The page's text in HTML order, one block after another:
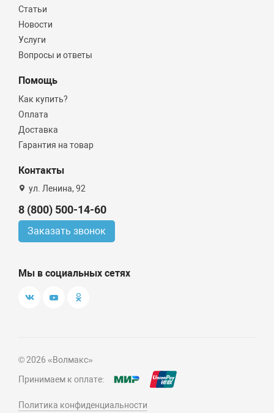
Статьи
Новости
Услуги
Вопросы и ответы
Помощь
Как купить?
Оплата
Доставка
Гарантия на товар
Контакты
ул. Ленина, 92
8 (800) 500-14-60
Заказать звонок
Мы в социальных сетях
© 2026 «Волмакс»
Принимаем к оплате:
Политика конфиденциальности